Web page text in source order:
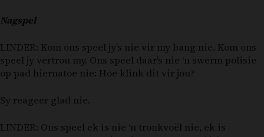
Nagspel
LINDER: Kom ons speel jy’s nie vir my bang nie. Kom ons
speel jy vertrou my. Ons speel daar’s nie ‘n swerm polisie
op pad hiernatoe nie: Hoe klink dit vir jou?
Sy reageer glad nie.
LINDER: Ons speel ek is nie ‘n tronkvoël nie, ek is